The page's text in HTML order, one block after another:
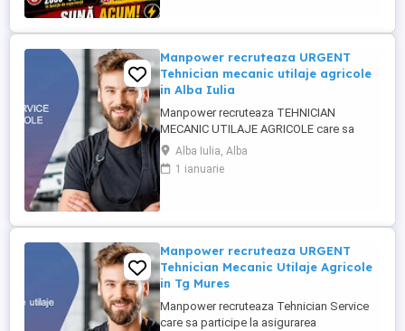
experiență în domeniul mecanicii ...
Manpower recruteaza URGENT
Tehnician mecanic utilaje agricole
in Alba Iulia
Manpower recruteaza TEHNICIAN
MECANIC UTILAJE AGRICOLE care sa
participe la asigurarea mentenantei,
diagnosticarii si repararii utilajelor agricole
(ex: tractoare, combine), astfel incat
principale: - Efectueaza diagnoza tehnica
Alba Iulia, Alba
1 ianuarie
Manpower recruteaza URGENT
Tehnician Mecanic Utilaje Agricole
in Tg Mures
Manpower recruteaza Tehnician Service
care sa participe la asigurarea